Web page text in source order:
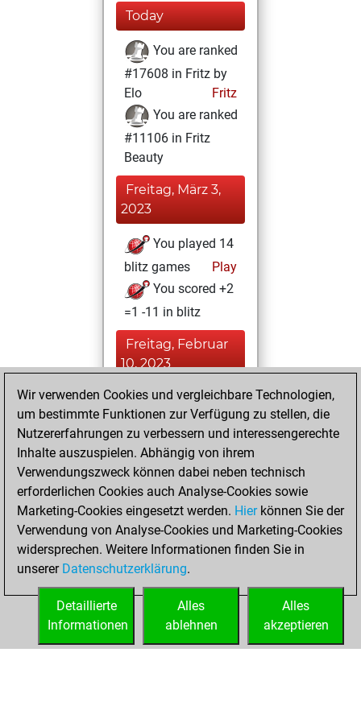
Today
You are ranked
#17608 in Fritz by
Elo
Fritz
You are ranked
#11106 in Fritz
Beauty
Freitag, März 3,
2023
You played 14
blitz games
Play
You scored +2
=1 -11 in blitz
Freitag, Februar
10, 2023
You achieved a
BeautyScore of 18
Fritz
achieved a new Elo
of 1580
Donnerstag, Juni
3, 2021
You created
your Fritz account
Wir verwenden Cookies und vergleichbare Technologien,
um bestimmte Funktionen zur Verfügung zu stellen, die
Nutzererfahrungen zu verbessern und interessengerechte
Inhalte auszuspielen. Abhängig von ihrem
Verwendungszweck können dabei neben technisch
erforderlichen Cookies auch Analyse-Cookies sowie
Marketing-Cookies eingesetzt werden. Hierkönnen Sie der
Verwendung von Analyse-Cookies und Marketing-Cookies
widersprechen. Weitere Informationen finden Sie in
unserer Datenschutzerklärung.
Alles
akzeptieren
Alles
ablehnen
Detaillierte
Informationen